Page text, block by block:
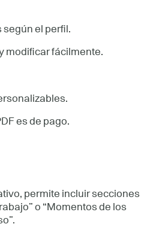
según el perfil.
modificar fácilmente.
es de pago.
permite incluir secciones
o “Momentos de los